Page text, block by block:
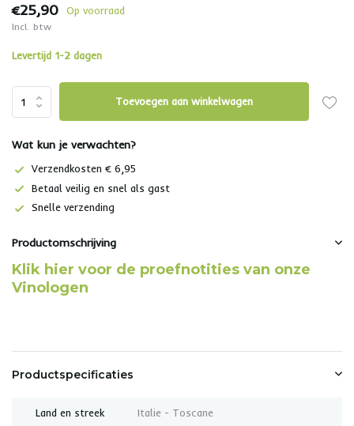
€25,90 Op voorraad
Incl. btw
Levertijd 1-2 dagen
Toevoegen aan winkelwagen
Wat kun je verwachten?
Verzendkosten € 6,95
Betaal veilig en snel als gast
Snelle verzending
Productomschrijving
Klik hier voor de proefnotities van onze
Vinologen
Productspecificaties
Land en streek Italie - Toscane